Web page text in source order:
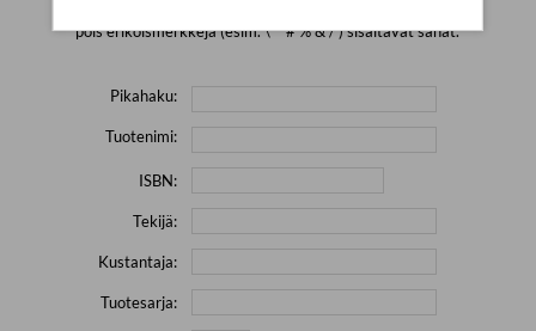
pois erikoismerkkejä (esim. \' " # % & / ) sisältävät sanat.
Pikahaku:
Tuotenimi:
ISBN:
Tekijä:
Kustantaja:
Tuotesarja: